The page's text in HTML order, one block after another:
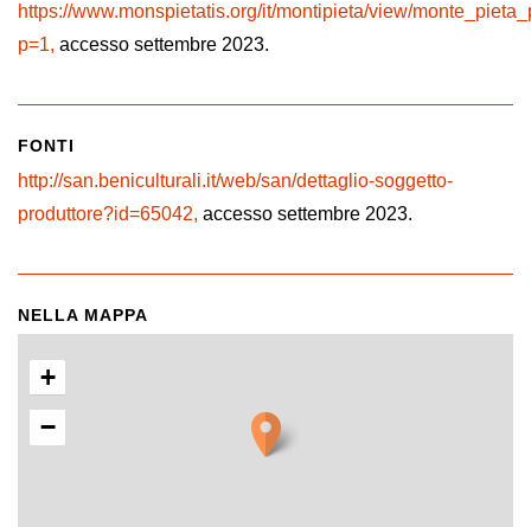
https://www.monspietatis.org/it/montipieta/view/
p=1, accesso settembre 2023.
FONTI
http://san.beniculturali.it/web/san/dettaglio-soggetto-
produttore?id=65042, accesso settembre 2023.
NELLA MAPPA
+
−